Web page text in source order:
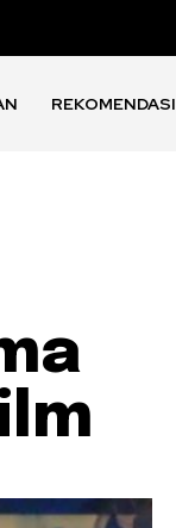
REKOMENDASI